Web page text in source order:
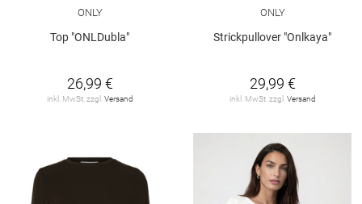
ONLY
Top "ONLDubla"
26,99 €
inkl. MwSt. zzgl. Versand
ONLY
Strickpullover "Onlkaya"
29,99 €
inkl. MwSt. zzgl. Versand